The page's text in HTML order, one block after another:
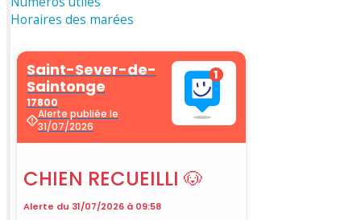
Horaires des marées